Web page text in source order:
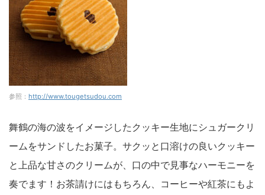
参照： http://www.tougetsudou.com
舞鶴の海の波をイメージしたクッキー生地にシュガークリ
ームをサンドしたお菓子。サクッと口溶けの良いクッキー
と上品な甘さのクリームが、口の中で見事なハーモニーを
奏でます！お茶請けにはもちろん、コーヒーや紅茶にもよ